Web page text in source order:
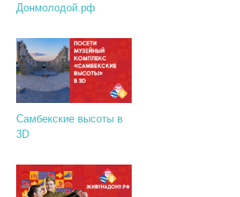
Донмолодой.рф
Самбекские высоты в
3D